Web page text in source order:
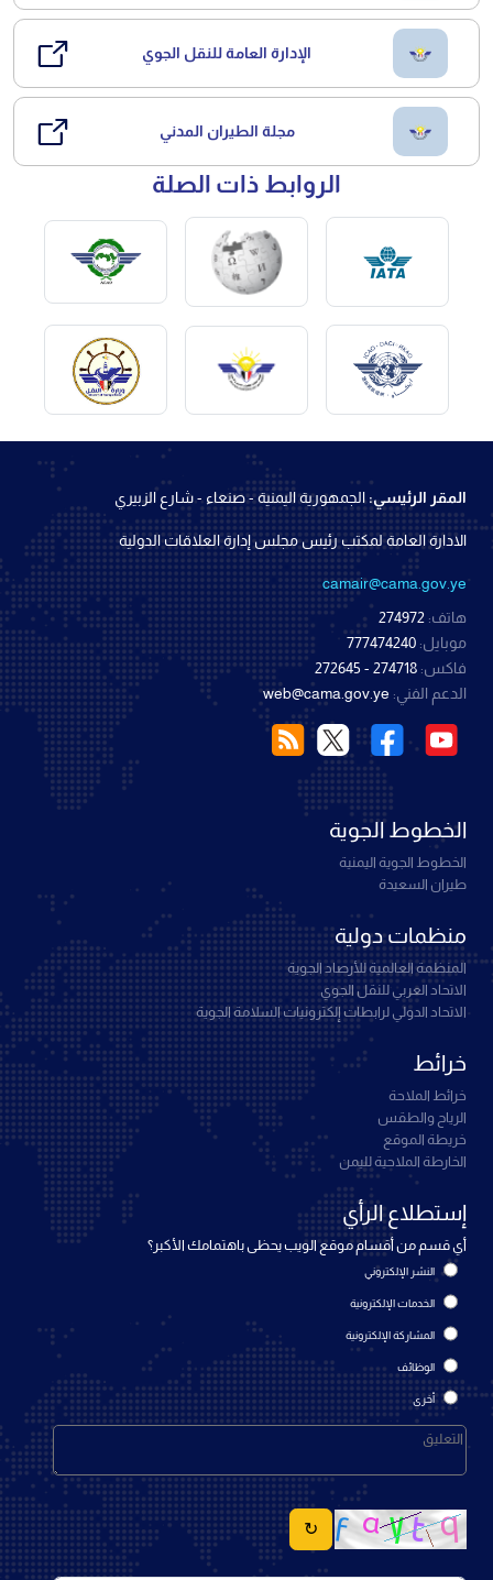
الإدارة العامة للنقل الجوي
مجلة الطيران المدني
الروابط ذات الصلة
المقر الرئيسي:الجمهورية اليمنية - صنعاء - شارع الزبيري
الادارة العامة لمكتب رئيس مجلس إدارة العلاقات الدولية
camair@cama.gov.ye
هاتف: 274972
موبايل: 777474240
فاكس: 274718 - 272645
الدعم الفني: web@cama.gov.ye
الخطوط الجوية
الخطوط الجوية اليمنية
طيران السعيدة
منظمات دولية
المنظمة العالمية للأرصاد الجوية
الاتحاد العربي للنقل الجوي
الاتحاد الدولي لرابطات إلكترونيات السلامة الجوية
خرائط
خرائط الملاحة
الرياح والطقس
خريطة الموقع
الخارطة الملاحية لليمن
إستطلاع الرأي
أي قسم من أقسام موقع الويب يحظى باهتمامك الأكبر؟
النشر الإلكتروني
الخدمات الإلكترونية
المشاركة الإلكترونية
الوظائف
أخرى
↻